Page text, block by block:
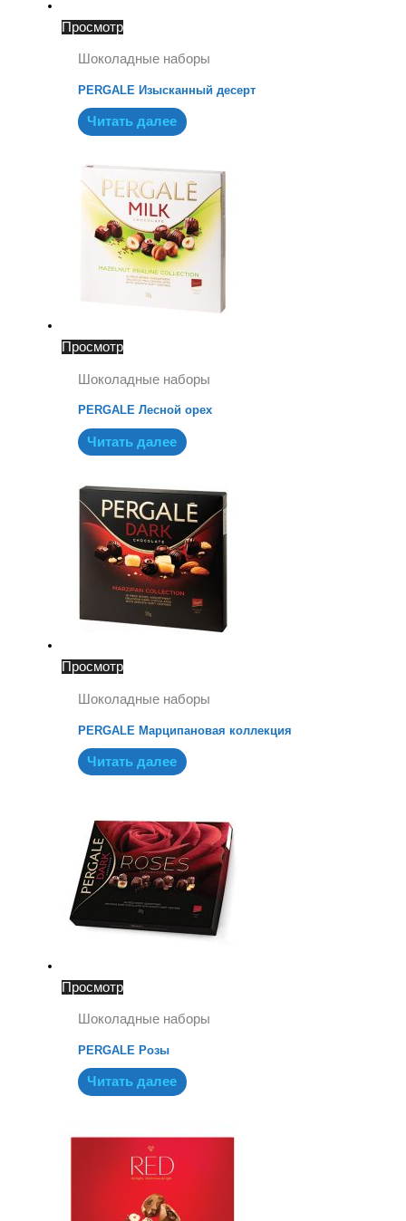
Просмотр
Шоколадные наборы
PERGALE Изысканный десерт
Читать далее
Просмотр
Шоколадные наборы
PERGALE Лесной орех
Читать далее
Просмотр
Шоколадные наборы
PERGALE Марципановая коллекция
Читать далее
Просмотр
Шоколадные наборы
PERGALE Розы
Читать далее